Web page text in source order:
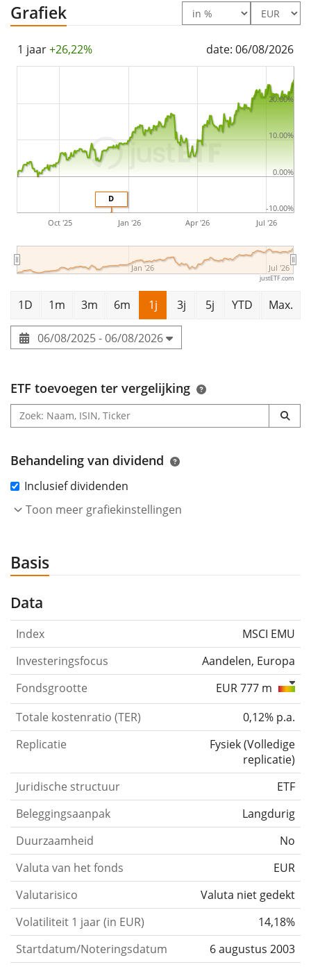
Grafiek
1 jaar+26,22% date: 06/08/2026
D
Oct '25 Jan '26 Apr '26 Jul '26
Jan '26 Jul '26
-10.00%
0.00%
10.00%
20.00%
justETF.com
1D 1m 3m 6m 1j 3j 5j YTD Max.
06/08/2025 - 06/08/2026
ETF toevoegen ter vergelijking
Behandeling van dividend
Inclusief dividenden
Toon meer grafiekinstellingen
Basis
Data
Index
MSCI EMU
Investeringsfocus
Aandelen, Europa
Fondsgrootte
EUR 777 m
Totale kostenratio (TER)
0,12% p.a.
Replicatie
Fysiek(Volledige
replicatie)
Juridische structuur
ETF
Beleggingsaanpak
Langdurig
Duurzaamheid
No
Valuta van het fonds
EUR
Valutarisico
Valuta niet gedekt
Volatiliteit 1 jaar (in EUR)
14,18%
Startdatum/Noteringsdatum
6 augustus 2003